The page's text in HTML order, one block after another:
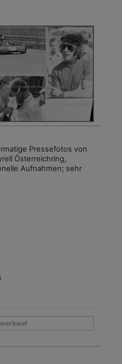
Pressefotos von
Österreichring,
Aufnahmen; sehr